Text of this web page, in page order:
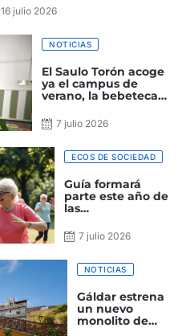
16 julio 2026
NOTICIAS
El Saulo Torón acoge
ya el campus de
verano, la bebeteca y
Gáldar’
7 julio 2026
ECOS DE SOCIEDAD
Guía formará
parte este año de
las
Canarias
7 julio 2026
NOTICIAS
Gáldar estrena
un nuevo
monolito de